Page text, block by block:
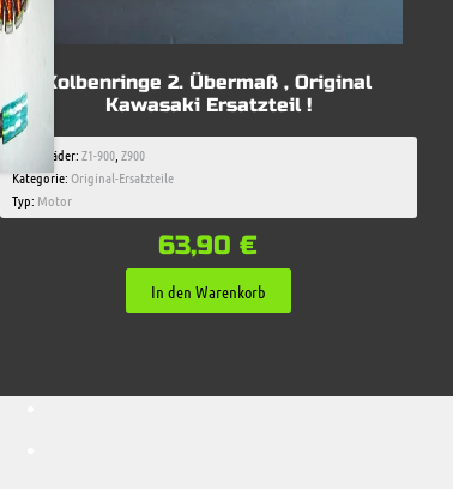
Kolbenringe 2. Übermaß , Original
Kawasaki Ersatzteil !
Motorräder:Z1-900 Z900
Kategorie:Original-Ersatzteile
Typ: Motor
63,90€
In den Warenkorb